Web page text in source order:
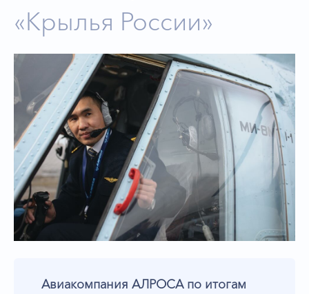
«Крылья России»
Авиакомпания АЛРОСА по итогам